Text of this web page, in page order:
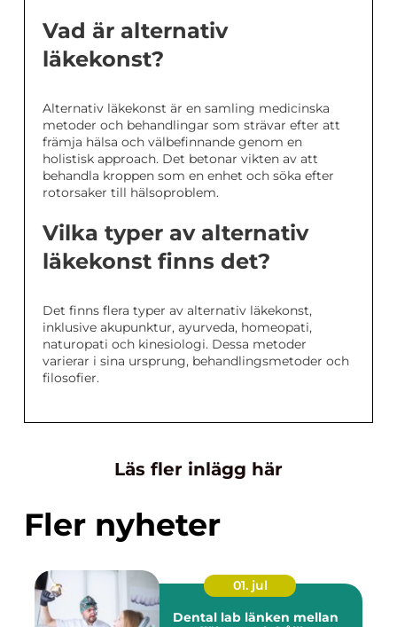
Vad är alternativ
läkekonst?
Alternativ läkekonst är en samling medicinska
metoder och behandlingar som strävar efter att
främja hälsa och välbefinnande genom en
holistisk approach. Det betonar vikten av att
behandla kroppen som en enhet och söka efter
rotorsaker till hälsoproblem.
Vilka typer av alternativ
läkekonst finns det?
Det finns flera typer av alternativ läkekonst,
inklusive akupunktur, ayurveda, homeopati,
naturopati och kinesiologi. Dessa metoder
varierar i sina ursprung, behandlingsmetoder och
filosofier.
Läs fler inlägg här
Fler nyheter
01. jul
Dental lab länken mellan